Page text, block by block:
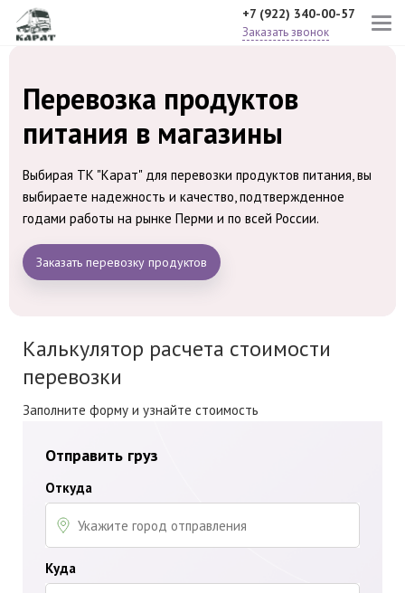
+7 (922) 340-00-57
Заказать звонок
Перевозка продуктов
питания в магазины
Выбирая ТК "Карат" для перевозки продуктов питания, вы
выбираете надежность и качество, подтвержденное
годами работы на рынке Перми и по всей России.
Заказать перевозку продуктов
Калькулятор расчета стоимости
перевозки
Заполните форму и узнайте стоимость
Отправить груз
Откуда
Куда